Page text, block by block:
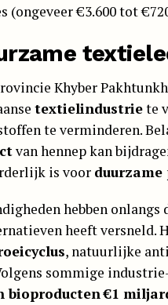
€3.600 tot
Khyber
textielindustriete
te verminderen.
van hennep kan
is voor
hebben
heeft versneld.
, natuurlijke
sommige
bioproducten €1